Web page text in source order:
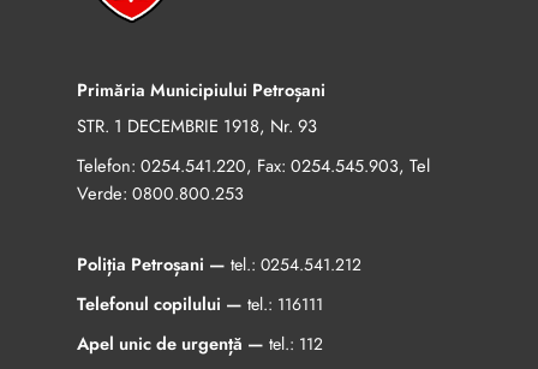
Primăria Municipiului Petroșani
STR. 1 DECEMBRIE 1918, Nr. 93
Telefon: 0254.541.220, Fax: 0254.545.903, Tel
Verde: 0800.800.253
Poliția Petroșani — tel.: 0254.541.212
Telefonul copilului — tel.: 116111
Apel unic de urgență — tel.: 112